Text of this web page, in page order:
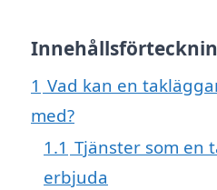
1 Vad kan en
med?
1.1 Tjänster som en
erbjuda